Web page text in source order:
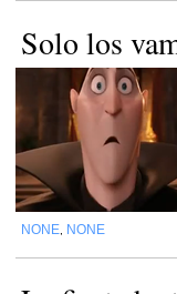
Solo los
NONE NONE